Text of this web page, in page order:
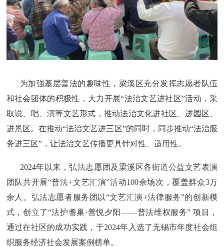
为加强基层普法的趣味性，梁溪区充分发挥志愿者队伍
和社会团体的积极性，大力开展“法治文艺进社区”活动，采
取说、唱、演等文艺形式，推动法治文化进社区、进园区、
进景区。在推动“法治文艺进三区”的同时，同步推动“法治服
务进三区”，让法治文艺传播更具针对性、适用性。
2024年以来，弘法志愿团及梁溪区各街道公益文艺表演
团队共开展“普法+文艺汇演”活动100余场次，覆盖群众3万
余人。弘法志愿者服务团以“文艺汇演+法律服务”的创新模
式，创立了“法护耆巢·善悦夕阳——普法维权服务” 项目，
通过在社区的成功实践，于2024年入选了无锡市年度社会组
织服务经济社会发展案例榜单。